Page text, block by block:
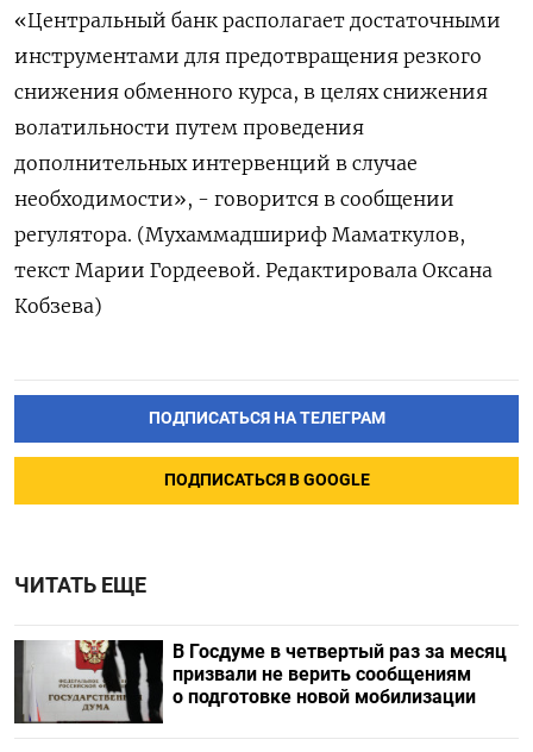
«Центральный банк располагает достаточными
инструментами для предотвращения резкого
снижения обменного курса, в целях снижения
волатильности путем проведения
дополнительных интервенций в случае
необходимости», - говорится в сообщении
регулятора. (Мухаммадшириф Маматкулов,
текст Марии Гордеевой. Редактировала Оксана
Кобзева)
ПОДПИСАТЬСЯ НА ТЕЛЕГРАМ
ПОДПИСАТЬСЯ В GOOGLE
ЧИТАТЬ ЕЩЕ
В Госдуме в четвертый раз за месяц
призвали не верить сообщениям
о подготовке новой мобилизации